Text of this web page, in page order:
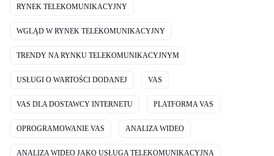
RYNEK TELEKOMUNIKACYJNY
WGLĄD W RYNEK TELEKOMUNIKACYJNY
TRENDY NA RYNKU TELEKOMUNIKACYJNYM
USŁUGI O WARTOŚCI DODANEJ VAS
VAS DLA DOSTAWCY INTERNETU PLATFORMA VAS
OPROGRAMOWANIE VAS ANALIZA WIDEO
ANALIZA WIDEO JAKO USŁUGA TELEKOMUNIKACYJNA